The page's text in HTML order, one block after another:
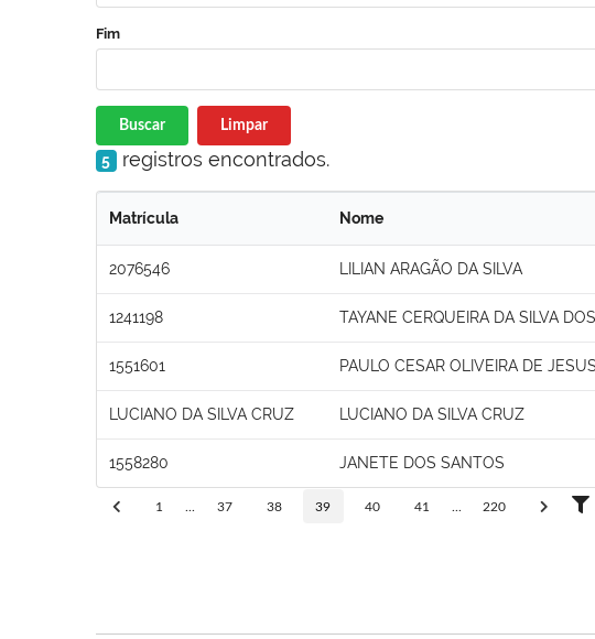
Fim
Buscar Limpar
5 registros encontrados.
Matrícula Nome
2076546 LILIAN ARAGÃO DA SILVA
1241198 TAYANE CERQUEIRA DA SILVA
1551601 PAULO CESAR OLIVEIRA DE JESUS
LUCIANO DA SILVA CRUZ LUCIANO DA SILVA CRUZ
1558280 JANETE DOS SANTOS
1 37 38 39 40 41 220